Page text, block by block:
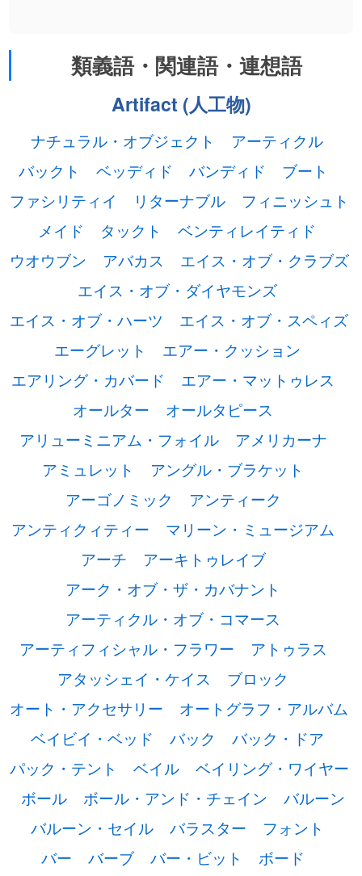
類義語・関連語・連想語
Artifact (人工物)
ナチュラル・オブジェクト
アーティクル
バックト
ベッディド バンディド
ブート
ファシリティイ
リターナブル
フィニッシュト
メイド
タックト
ベンティレイティド
ウオウブン
アバカス
エイス・オブ・クラブズ
エイス・オブ・ダイヤモンズ
エイス・オブ・ハーツ
エイス・オブ・スペィズ
エーグレット
エアー・クッション
エアリング・カバード
エアー・マットゥレス
オールター
オールタピース
アリューミニアム・フォイル
アメリカーナ
アミュレット
アングル・ブラケット
アーゴノミック
アンティーク
アンティクィティー
マリーン・ミュージアム
アーチ
アーキトゥレイブ
アーク・オブ・ザ・カバナント
アーティクル・オブ・コマース
アーティフィシャル・フラワー
アトゥラス
アタッシェイ・ケイス
ブロック
オート・アクセサリー
オートグラフ・アルバム
ベイビイ・ベッド
バック
バック・ドア
パック・テント
ベイル
ベイリング・ワイヤー
ボール
ボール・アンド・チェイン
バルーン
バルーン・セイル
バラスター
フォント
バー
バーブ バー・ビット
ボード